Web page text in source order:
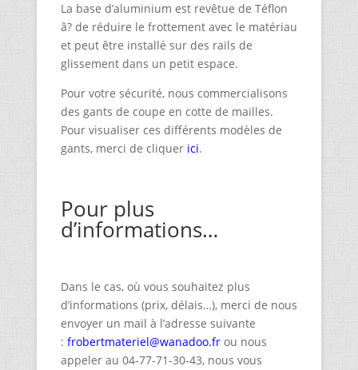
La base d’aluminium est revêtue de Téflon
â? de réduire le frottement avec le matériau
et peut être installé sur des rails de
glissement dans un petit espace.
Pour votre sécurité, nous commercialisons
des gants de coupe en cotte de mailles.
Pour visualiser ces différents modèles de
gants, merci de cliquer ici.
Pour plus
d’informations…
Dans le cas, où vous souhaitez plus
d’informations (prix, délais…), merci de nous
envoyer un mail à l’adresse suivante
: frobertmateriel@wanadoo.frou nous
appeler au 04-77-71-30-43, nous vous